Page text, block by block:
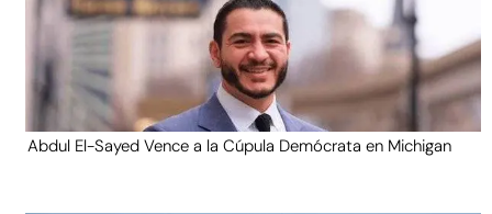
Abdul El-Sayed Vence a la Cúpula Demócrata en Michigan